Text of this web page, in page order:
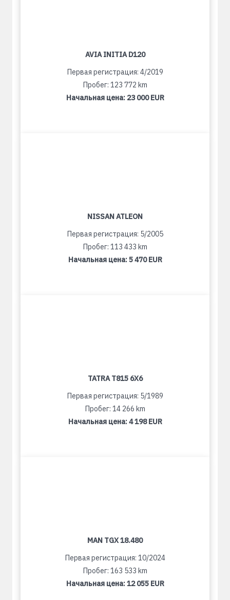
AVIA INITIA D120
Первая регистрация: 4/2019
Пробег: 123 772 km
Начальная цена: 23 000 EUR
NISSAN ATLEON
Первая регистрация: 5/2005
Пробег: 113 433 km
Начальная цена:5 470 EUR
TATRA T815 6X6
Первая регистрация: 5/1989
Пробег: 14 266 km
Начальная цена:4 198 EUR
MAN TGX 18.480
Первая регистрация: 10/2024
Пробег: 163 533 km
Начальная цена:12 055 EUR